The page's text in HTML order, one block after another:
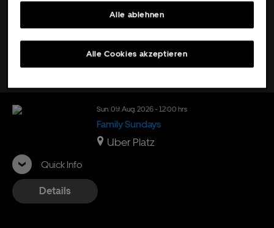
Sun.09.Aug.2026- 12:00 hrs
Family Sundays
Uber Platz
Details
Quick Info
Alle ablehnen
Alle Cookies akzeptieren